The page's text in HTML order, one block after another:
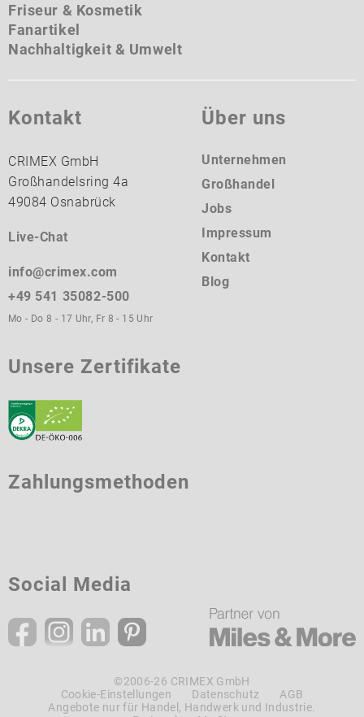
Friseur & Kosmetik
Fanartikel
Nachhaltigkeit & Umwelt
Kontakt
CRIMEX GmbH
Großhandelsring 4a
49084 Osnabrück
Live-Chat
info@crimex.com
+49 541 35082-500
Mo - Do 8 - 17 Uhr, Fr 8 - 15 Uhr
Über uns
Unternehmen
Großhandel
Jobs
Impressum
Kontakt
Blog
Unsere Zertifikate
Zahlungsmethoden
Social Media
©2006-26 CRIMEX GmbH
Angebote nur für Handel, Handwerk und Industrie.
Cookie-Einstellungen Datenschutz AGB